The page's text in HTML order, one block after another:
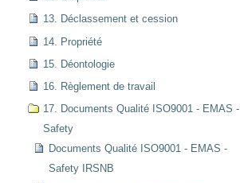
13. Déclassement et cession
14. Propriété
15. Déontologie
16. Règlement de travail
17. Documents Qualité ISO9001 - EMAS -
Safety
Documents Qualité ISO9001 - EMAS -
Safety IRSNB